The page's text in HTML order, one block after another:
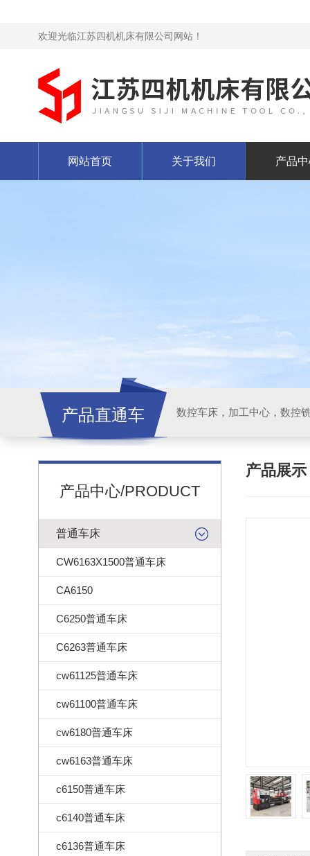
欢迎光临江苏四机机床有限公司网站！
网站首页 关于我们 产品
产品直通车
产品中心/PRODUCT
普通车床
CW6163X1500普通车床
CA6150
C6250普通车床
C6263普通车床
cw61125普通车床
cw61100普通车床
cw6180普通车床
cw6163普通车床
c6150普通车床
c6140普通车床
c6136普通车床
产品展示